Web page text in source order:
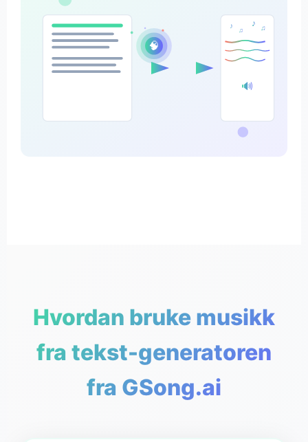
🧠
♪
♫
♪
♫
🔊
Hvordan bruke musikk
fra tekst-generatoren
fra GSong.ai